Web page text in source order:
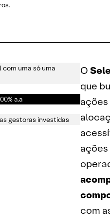
uma só uma
a.a
gestoras investidas
O
que
com